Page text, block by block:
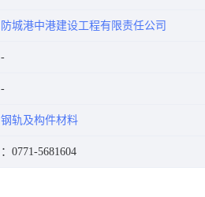
防城港中港建设工程有限责任公司
钢轨及构件材料
：0771-5681604